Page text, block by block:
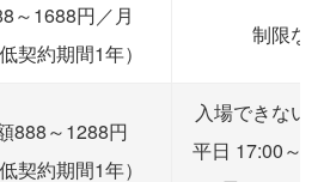
～1688円／月
低契約期間1年）
制限な
888～1288円
低契約期間1年）
入場できない
平日 17:00～